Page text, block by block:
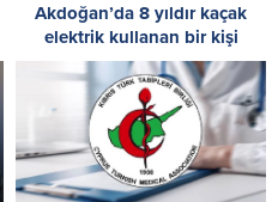
Akdoğan’da 8 yıldır kaçak
elektrik kullanan bir kişi
tutuklandı